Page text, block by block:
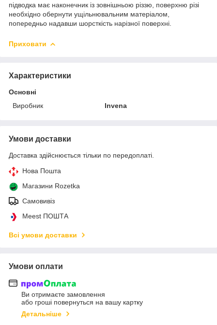
підводка має наконечник із зовнішньою різзю, поверхню різі
необхідно обернути ущільнювальним матеріалом,
попередньо надавши шорсткість нарізної поверхні.
Приховати
Характеристики
Основні
Виробник
Invena
Умови доставки
Доставка здійснюється тільки по передоплаті.
Нова Пошта
Магазини Rozetka
Самовивіз
Meest ПОШТА
Всі умови доставки
Умови оплати
Ви отримаєте замовлення
або гроші повернуться на вашу картку
Детальніше